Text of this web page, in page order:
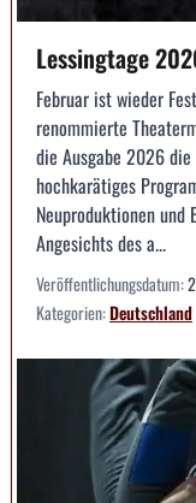
Lessingtage
Februar ist wieder
renommierte
die Ausgabe 2026
hochkarätiges
Neuproduktionen und
Angesichts des a...
Veröffentlichungsdatum:
Kategorien:Deutschland